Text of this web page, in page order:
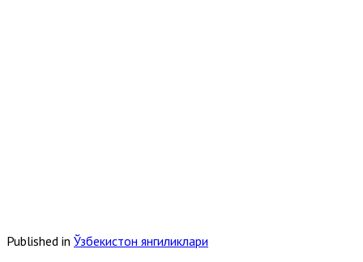
Published in Ўзбекистон янгиликлари